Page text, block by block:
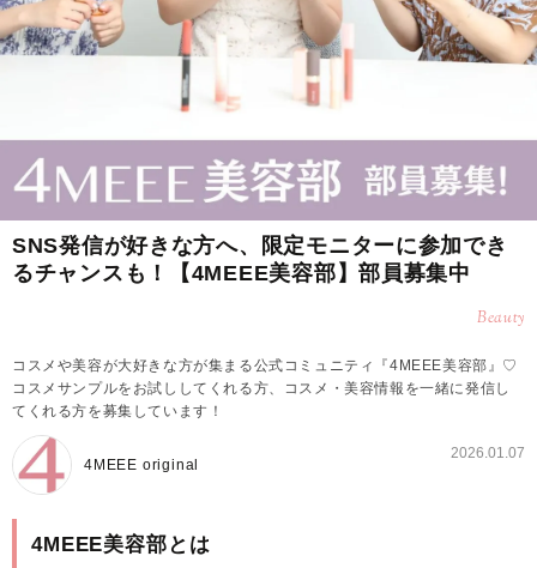
SNS発信が好きな方へ、限定モニターに参加でき
るチャンスも！【4MEEE美容部】部員募集中
Beauty
コスメや美容が大好きな方が集まる公式コミュニティ『4MEEE美容部』♡
コスメサンプルをお試ししてくれる方、コスメ・美容情報を一緒に発信し
てくれる方を募集しています！
4MEEE original
2026.01.07
4MEEE美容部とは